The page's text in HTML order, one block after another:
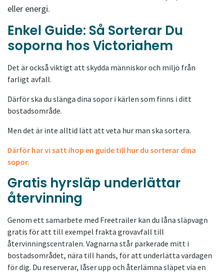
eller energi.
Enkel Guide: Så Sorterar Du
soporna hos Victoriahem
Det är också viktigt att skydda människor och miljö från
farligt avfall.
Därför ska du slänga dina sopor i kärlen som finns i ditt
bostadsområde.
Men det är inte alltid lätt att veta hur man ska sortera.
Därför har vi satt ihop en guide till hur du sorterar dina
sopor.
Gratis hyrsläp underlättar
återvinning
Genom ett samarbete med Freetrailer kan du låna släpvagn
gratis för att till exempel frakta grovavfall till
återvinningscentralen. Vagnarna står parkerade mitt i
bostadsområdet, nära till hands, för att underlätta vardagen
för dig. Du reserverar, låser upp och återlämna släpet via en